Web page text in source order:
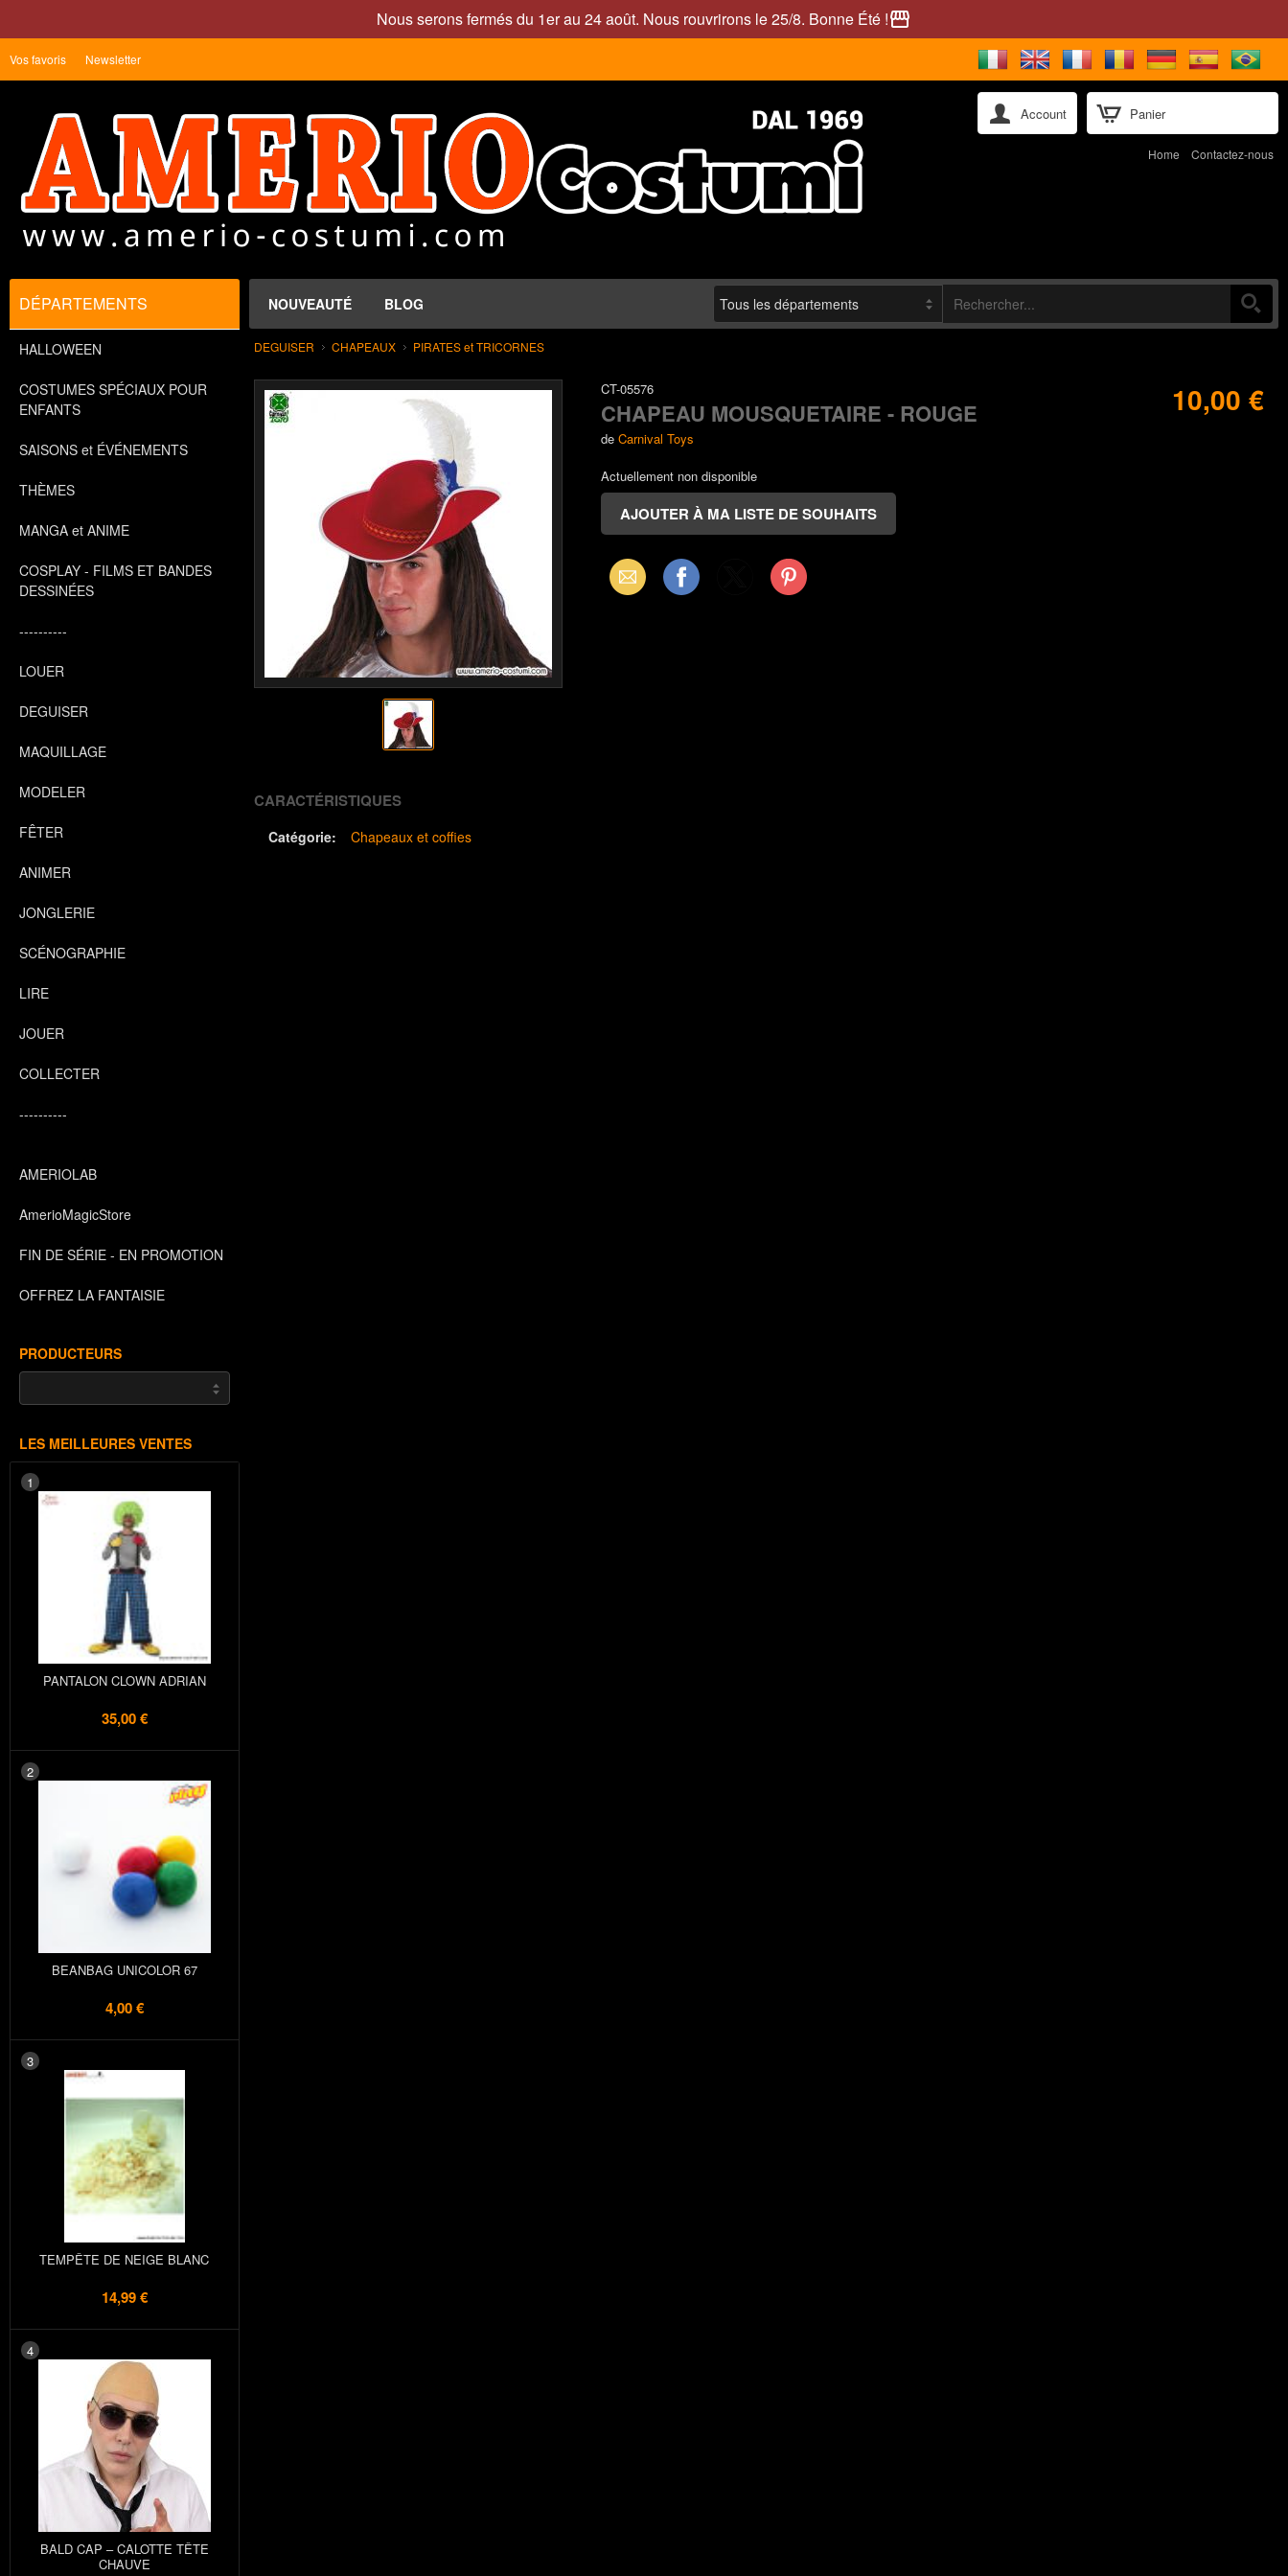
Nous serons fermés du 1er au 24 août. Nous rouvrirons le 25/8. Bonne Été !storefront
Panier
Vos favoris Newsletter
Account
Home Contactez-nous
NOUVEAUTÉ BLOG
DÉPARTEMENTS
HALLOWEEN
COSTUMES SPÉCIAUX POUR
ENFANTS
SAISONS et ÉVÉNEMENTS
THÈMES
MANGA et ANIME
COSPLAY - FILMS ET BANDES
DESSINÉES
----------
LOUER
DEGUISER
MAQUILLAGE
MODELER
FÊTER
ANIMER
JONGLERIE
SCÉNOGRAPHIE
LIRE
JOUER
COLLECTER
----------
AMERIOLAB
AmerioMagicStore
FIN DE SÉRIE - EN PROMOTION
OFFREZ LA FANTAISIE
PRODUCTEURS
LES MEILLEURES VENTES
1
PANTALON CLOWN ADRIAN
35,00 €
2
BEANBAG UNICOLOR 67
4,00 €
3
TEMPÊTE DE NEIGE BLANC
14,99 €
4
BALD CAP – CALOTTE TÊTE
CHAUVE
DEGUISER CHAPEAUX PIRATES et TRICORNES
CT-05576
CHAPEAU MOUSQUETAIRE - ROUGE
de Carnival Toys
10,00 €
Actuellement non disponible
Email Facebook Pinterest
CARACTÉRISTIQUES
Catégorie: Chapeaux et coffies